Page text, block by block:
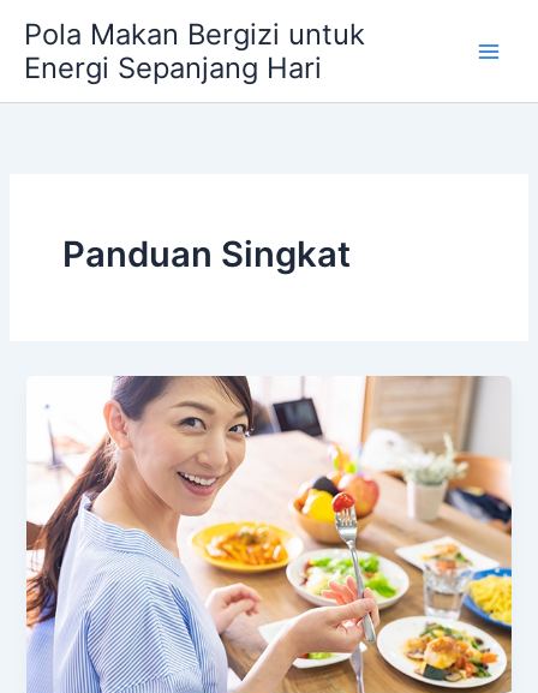
content
Pola Makan Bergizi untuk
Energi Sepanjang Hari
Panduan Singkat